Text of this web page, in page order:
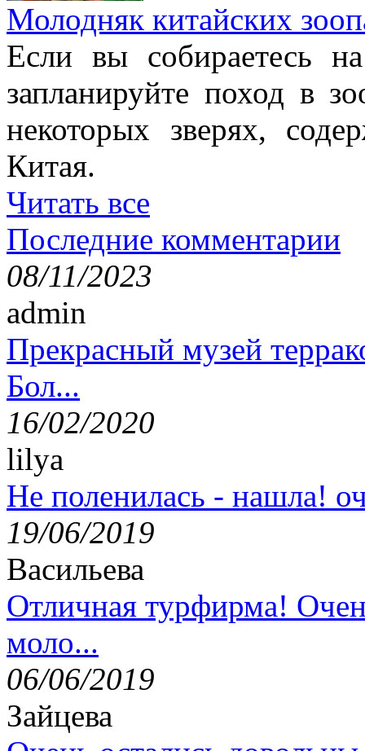
Молодняк китайских
Если вы собираетесь
запланируйте поход в
некоторых зверях,
Китая.
Читать все
Последние комментарии
08/11/2023
admin
Прекрасный музей
Бол...
16/02/2020
lilya
Не поленилась - нашла!
19/06/2019
Васильева
Отличная турфирма!
моло...
06/06/2019
Зайцева